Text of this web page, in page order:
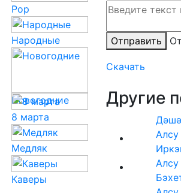
Отправить
Скачать
Другие
Pop
Народные
Новогодние
8 марта
Медляк
Каверы